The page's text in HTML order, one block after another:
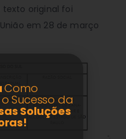
texto original foi
em 28 de março
Como
Sucesso da
Soluções